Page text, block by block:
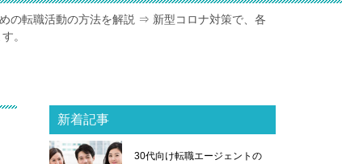
の転職活動の方法を解説 ⇒ 新型コロナ対策で、各
。
新着記事
30代向け転職エージェントの